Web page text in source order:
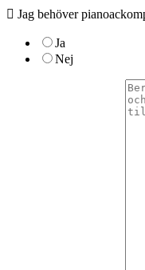
Jag behöver
Ja
Nej